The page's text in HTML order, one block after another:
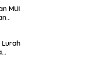
MUI
Lurah